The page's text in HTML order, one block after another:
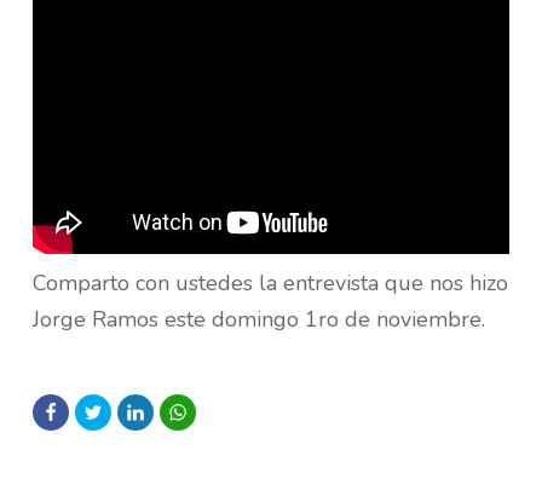
Comparto con ustedes la entrevista que nos hizo
Jorge Ramos este domingo 1ro de noviembre.